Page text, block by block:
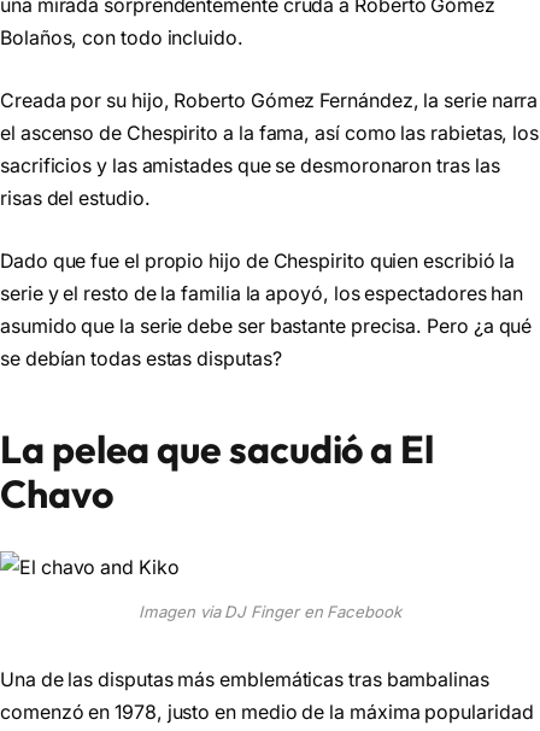
una mirada sorprendentemente cruda a Roberto Gómez
Bolaños, con todo incluido.
Creada por su hijo, Roberto Gómez Fernández, la serie narra
el ascenso de Chespirito a la fama, así como las rabietas, los
sacrificios y las amistades que se desmoronaron tras las
risas del estudio.
Dado que fue el propio hijo de Chespirito quien escribió la
serie y el resto de la familia la apoyó, los espectadores han
asumido que la serie debe ser bastante precisa. Pero ¿a qué
se debían todas estas disputas?
La pelea que sacudió a El
Chavo
Imagen via DJ Finger en Facebook
Una de las disputas más emblemáticas tras bambalinas
comenzó en 1978, justo en medio de la máxima popularidad